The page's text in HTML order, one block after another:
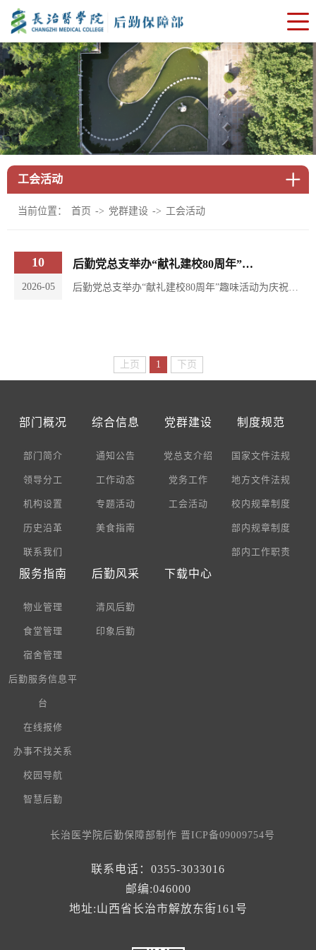
工会活动
当前位置： 首页 -> 党群建设 -> 工会活动
10
2026-05
后勤党总支举办“献礼建校80周年”趣味活动
后勤党总支举办“献礼建校80周年”趣味活动为庆祝长治医学院建院80周年，进一步激发后勤职工爱校荣校情怀，强化团队协作与服务奉献意识，5月9日上午，后勤党总支在校本部南区篮球场成功举办“献礼长治医学院建院80周年”趣味活动。本次活动创新性将趣味竞赛与团队建设相结合，丰富职工业余文化生活的同时，也生动展现了后勤队伍爱岗敬业、团结进取的精神风貌。校党委书记王金胜莅临现场观看指导，为参赛职工加油鼓劲，并对活动给予高度评价。...
上页 1 下页
部门概况
部门简介
领导分工
机构设置
历史沿革
联系我们
综合信息
通知公告
工作动态
专题活动
美食指南
党群建设
党总支介绍
党务工作
工会活动
制度规范
国家文件法规
地方文件法规
校内规章制度
部内规章制度
部内工作职责
服务指南
物业管理
食堂管理
宿舍管理
后勤服务信息平
台
在线报修
办事不找关系
校园导航
智慧后勤
后勤风采
清风后勤
印象后勤
下载中心
长治医学院后勤保障部制作 晋ICP备09009754号
联系电话：0355-3033016
邮编:046000
地址:山西省长治市解放东街161号